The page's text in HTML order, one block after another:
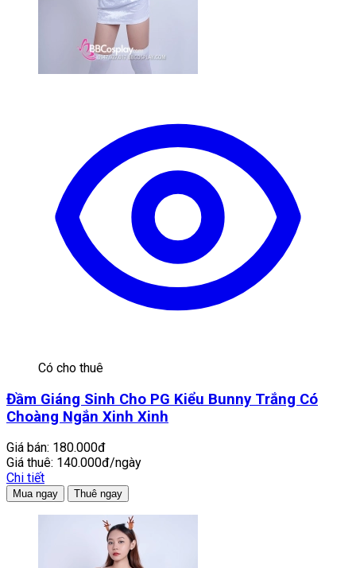
Có cho thuê
Đầm Giáng Sinh Cho PG Kiểu Bunny Trắng Có
Choàng Ngắn Xinh Xinh
Giá bán: 180.000đ
Giá thuê: 140.000đ/ngày
Chi tiết
Mua ngay Thuê ngay